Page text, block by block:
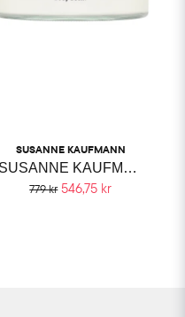
SUSANNE KAUFMANN
SUSANNE KAUFMANN BODY BUTTER
779 kr 546,75 kr